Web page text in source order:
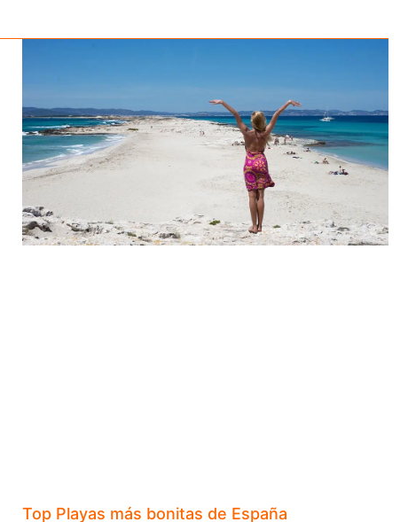
Top Playas más bonitas de España